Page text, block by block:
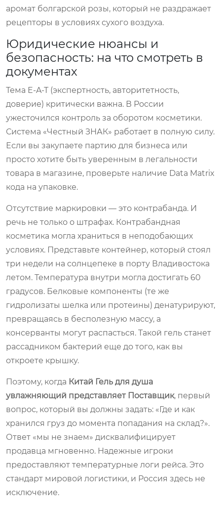
аромат болгарской розы, который не раздражает
рецепторы в условиях сухого воздуха.
Юридические нюансы и
безопасность: на что смотреть в
документах
Тема E-A-T (экспертность, авторитетность,
доверие) критически важна. В России
ужесточился контроль за оборотом косметики.
Система «Честный ЗНАК» работает в полную силу.
Если вы закупаете партию для бизнеса или
просто хотите быть уверенным в легальности
товара в магазине, проверьте наличие Data Matrix
кода на упаковке.
Отсутствие маркировки — это контрабанда. И
речь не только о штрафах. Контрабандная
косметика могла храниться в неподобающих
условиях. Представьте контейнер, который стоял
три недели на солнцепеке в порту Владивостока
летом. Температура внутри могла достигать 60
градусов. Белковые компоненты (те же
гидролизаты шелка или протеины) денатурируют,
превращаясь в бесполезную массу, а
консерванты могут распасться. Такой гель станет
рассадником бактерий еще до того, как вы
откроете крышку.
Поэтому, когда Китай Гель для душа
увлажняющий представляет Поставщик, первый
вопрос, который вы должны задать: «Где и как
хранился груз до момента попадания на склад?».
Ответ «мы не знаем» дисквалифицирует
продавца мгновенно. Надежные игроки
предоставляют температурные логи рейса. Это
стандарт мировой логистики, и Россия здесь не
исключение.